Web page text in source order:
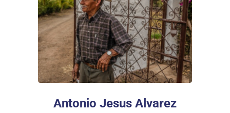
Antonio Jesus Alvarez